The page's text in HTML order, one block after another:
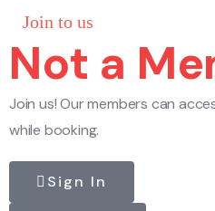
Join to us
Not a
Join us! Our members can
while booking.
Sign In